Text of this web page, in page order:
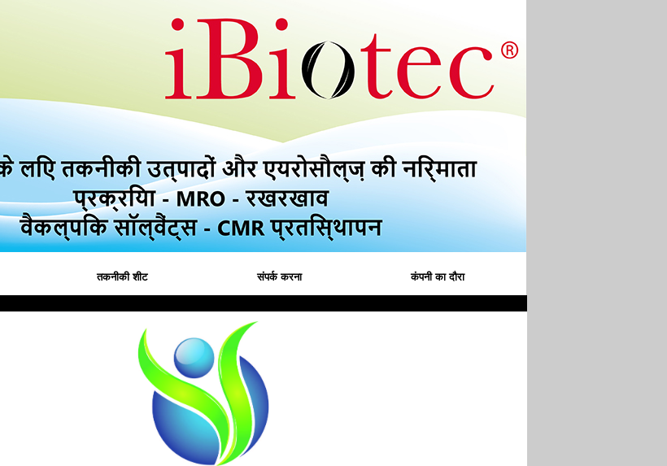
तकनीकी शीट संपर्क करना कंपनी का दौरा